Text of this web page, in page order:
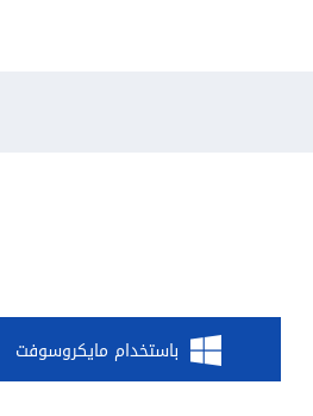
باستخدام مايكروسوفت